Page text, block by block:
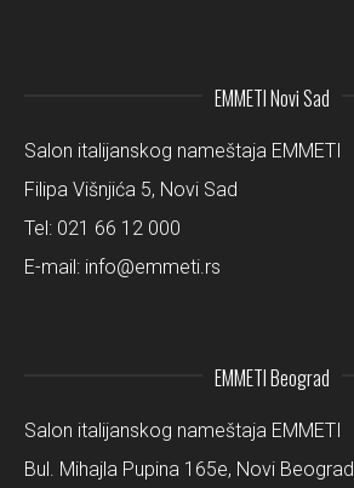
EMMETI Novi Sad
Salon italijanskog nameštaja EMMETI
Filipa Višnjića 5, Novi Sad
Tel: 021 66 12 000
E-mail: info@emmeti.rs
EMMETI Beograd
Salon italijanskog nameštaja EMMETI
Bul. Mihajla Pupina 165e, Novi Beograd